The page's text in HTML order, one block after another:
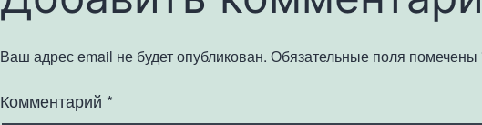
Ваш адрес email не будет опубликован. Обязательные поля помечены
Комментарий *